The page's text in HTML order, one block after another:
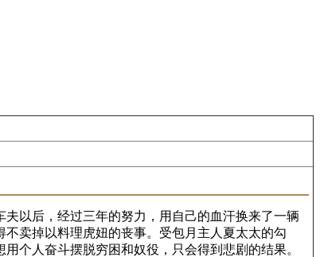
以后，经过三年的努力，用自己的血汗换来了一辆
卖掉以料理虎妞的丧事。受包月主人夏太太的勾
个人奋斗摆脱穷困和奴役，只会得到悲剧的结果。